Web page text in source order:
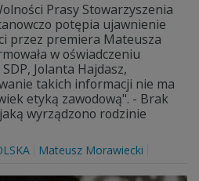
Prasy Stowarzyszenia
potępia ujawnienie
przez premiera Mateusza
w oświadczeniu
Jolanta Hajdasz,
takich informacji nie ma
etyką zawodową". - Brak
wyrządzono rodzinie
Mateusz Morawiecki